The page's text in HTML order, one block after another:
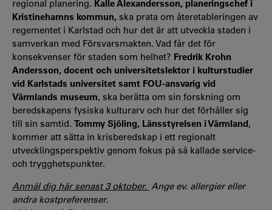
regional planering. Kalle Alexandersson, planeringschef i
Kristinehamns kommun, ska prata om återetableringen av
regementet i Karlstad och hur det är att utveckla staden i
samverkan med Försvarsmakten. Vad får det för
konsekvenser för staden som helhet? Fredrik Krohn
Andersson, docent och universitetslektor i kulturstudier
vid Karlstads universitet samt FOU-ansvarig vid
Värmlands museum, ska berätta om sin forskning om
beredskapens fysiska kulturarv och hur det förhåller sig
till sin samtid. Tommy Sjöling, Länsstyrelsen i Värmland,
kommer att sätta in krisberedskap i ett regionalt
utvecklingsperspektiv genom fokus på så kallade service-
och trygghetspunkter.
Anmäl dig här senast 3 oktober. Ange ev. allergier eller
andra kostpreferenser.